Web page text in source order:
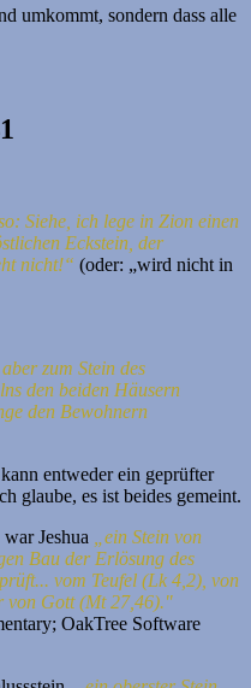
umkommt, sondern dass alle
Siehe, ich lege in Zion einen
Eckstein, der
nicht!“ (oder: „wird nicht in
zum Stein des
den beiden Häusern
den Bewohnern
entweder ein geprüfter
glaube, es ist beides gemeint.
Jeshua
„ein Stein von
Bau der Erlösung des
vom Teufel (Lk 4,2), von
von Gott (Mt 27,46)."
OakTree Software